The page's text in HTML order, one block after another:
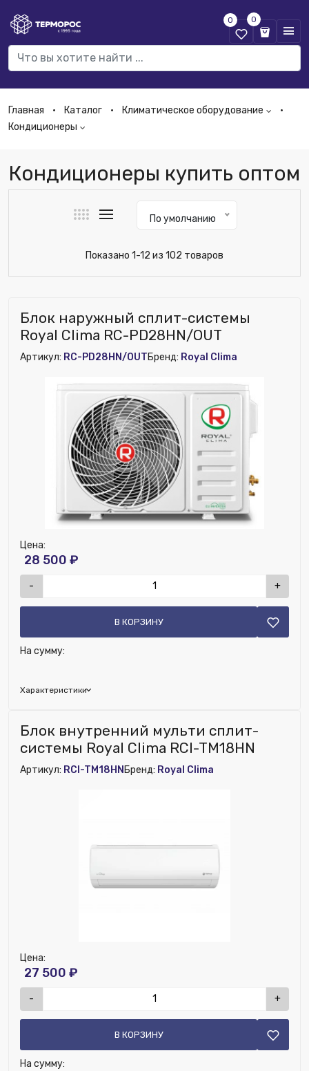
0 0
Главная Каталог
Климатическое оборудование
Кондиционеры
Кондиционеры купить оптом
По умолчанию
Показано 1-12 из 102 товаров
Блок наружный сплит-системы
Royal Clima RC-PD28HN/OUT
Артикул: RC-PD28HN/OUTБренд: Royal Clima
Характеристики
Цена:
28 500 ₽
- +
В КОРЗИНУ
На сумму:
Бренд:
Глубина (мм):300
800
Высота (мм): 500
Блок внутренний мульти сплит-
системы Royal Clima RCI-TM18HN
Артикул: RCI-TM18HN Бренд: Royal Clima
Цена:
27 500 ₽
- +
В КОРЗИНУ
На сумму: